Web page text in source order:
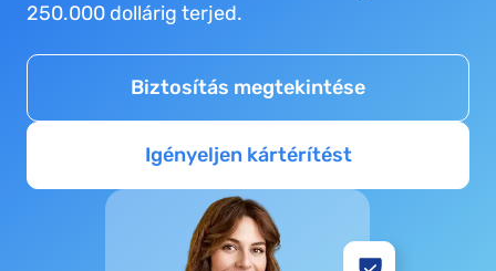
250.000 dollárig terjed.
Biztosítás megtekintése
Igényeljen kártérítést